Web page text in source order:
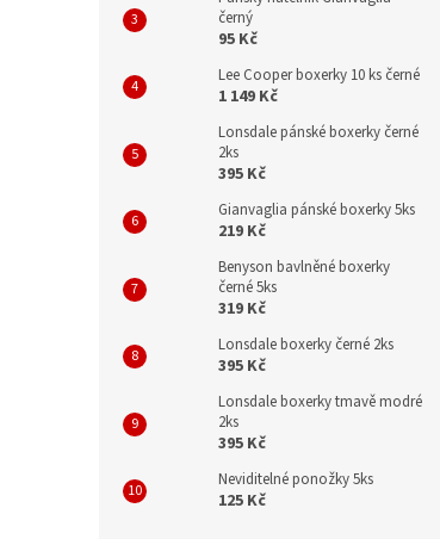
černý
95 Kč
Lee Cooper boxerky 10 ks černé
1 149 Kč
Lonsdale pánské boxerky černé
2ks
395 Kč
Gianvaglia pánské boxerky 5ks
219 Kč
Benyson bavlněné boxerky
černé 5ks
319 Kč
Lonsdale boxerky černé 2ks
395 Kč
Lonsdale boxerky tmavě modré
2ks
395 Kč
Neviditelné ponožky 5ks
125 Kč